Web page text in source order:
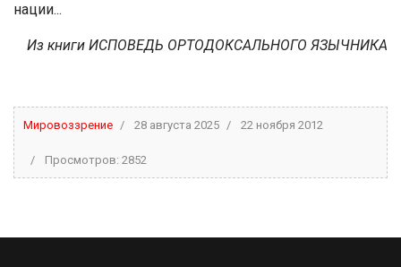
нации...
Из книги ИСПОВЕДЬ ОРТОДОКСАЛЬНОГО ЯЗЫЧНИКА
Мировоззрение 28 августа 2025 22 ноября 2012
Просмотров: 2852